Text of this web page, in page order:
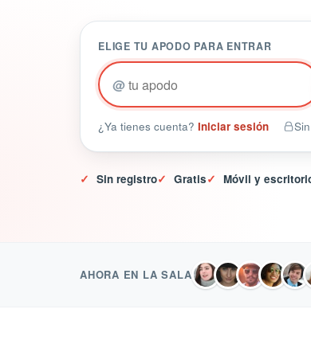
ELIGE TU APODO PARA ENTRAR
@
¿Ya tienes cuenta? Iniciar sesión
✓ Sin registro✓ Gratis✓ Móvil y
AHORA EN LA SALA